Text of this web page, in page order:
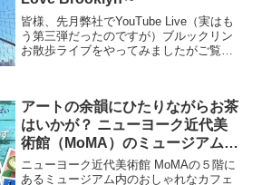
皆様、先月弊社でYouTube Live（実はも
う第三弾だったのですが）ブルックリン
お散歩ライブをやってみましたがご覧頂
編（録画：2...
アートの余韻にひたりながらお茶
はいかが？ ニューヨーク近代美
術館（MoMA）のミュージアムカ
フェ、テラス ５ -Terrace 5
ニューヨーク近代美術館 MoMAの５階に
あるミュージアム内のおしゃれなカフェ